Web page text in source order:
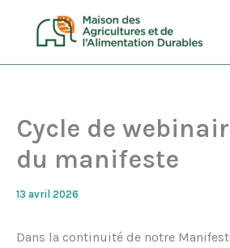
contenu
Cycle de
du manifeste
13 avril 2026
Dans la continuité de notre